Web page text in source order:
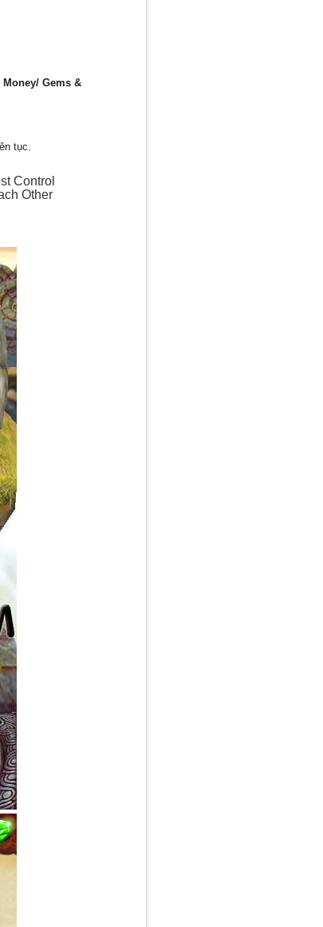
Gems &
tục.